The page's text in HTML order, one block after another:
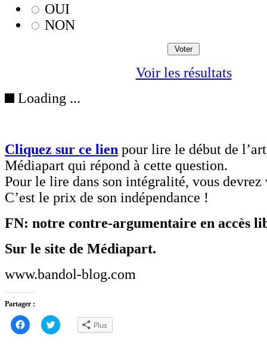
OUI
NON
Voir les résultats
Loading ...
Cliquez sur ce lien pour lire le début de
Médiapart qui répond à cette question.
Pour le lire dans son intégralité, vous devrez
C’est le prix de son indépendance !
FN: notre contre-argumentaire en accès
Sur le site de Médiapart.
www.bandol-blog.com
Partager :
Cliquez
pour
partager
Cliquez
pour Plus